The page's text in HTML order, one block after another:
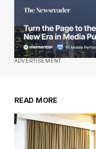
ADVERTISEMENT
READ MORE